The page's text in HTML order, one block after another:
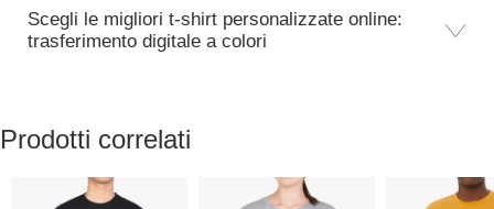
Scegli le migliori t-shirt personalizzate online:
trasferimento digitale a colori
Prodotti correlati